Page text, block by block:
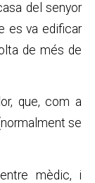
del senyor
es va edificar
de més de
que, com a
se
mèdic, i